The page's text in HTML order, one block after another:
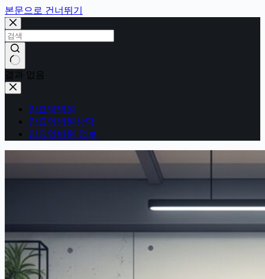
본문으로 건너뛰기
결과 없음
암요양병원
암요양병원상담
암요양병원 정보